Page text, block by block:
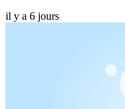
il y a 6 jours